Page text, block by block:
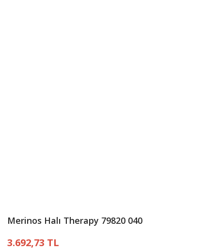
Merinos Halı Therapy 79820 040
3.692,73 TL